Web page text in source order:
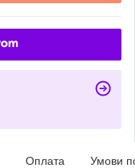
Оплата Умови